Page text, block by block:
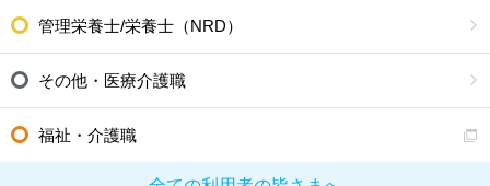
管理栄養士/栄養士（NRD）
その他・医療介護職
福祉・介護職